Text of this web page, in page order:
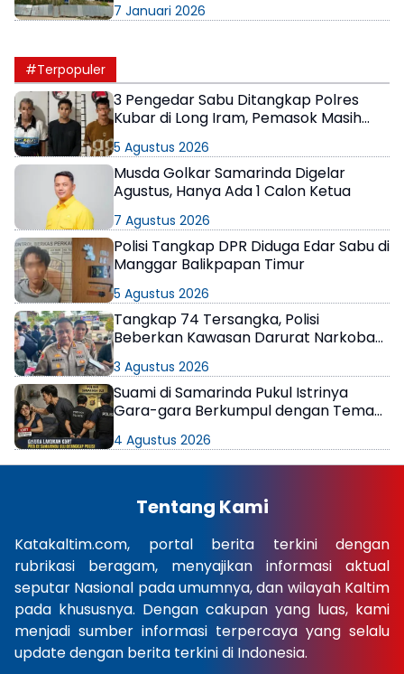
7 Januari 2026
#Terpopuler
3 Pengedar Sabu Ditangkap Polres
Kubar di Long Iram, Pemasok Masih
5 Agustus 2026
Musda Golkar Samarinda Digelar
Agustus, Hanya Ada 1 Calon Ketua
7 Agustus 2026
Polisi Tangkap DPR Diduga Edar Sabu di
Manggar Balikpapan Timur
5 Agustus 2026
Tangkap 74 Tersangka, Polisi
Beberkan Kawasan Darurat Narkoba
3 Agustus 2026
Suami di Samarinda Pukul Istrinya
Gara-gara Berkumpul dengan Teman
4 Agustus 2026
Tentang Kami
Katakaltim.com, portal berita terkini dengan
rubrikasi beragam, menyajikan informasi aktual
seputar Nasional pada umumnya, dan wilayah Kaltim
pada khususnya. Dengan cakupan yang luas, kami
menjadi sumber informasi terpercaya yang selalu
update dengan berita terkini di Indonesia.